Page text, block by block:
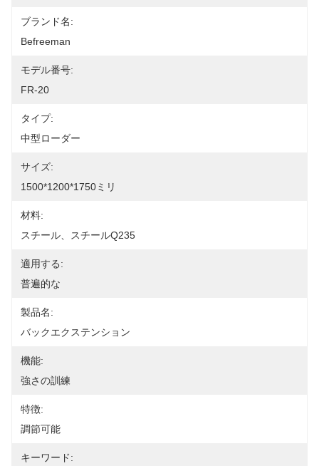
ブランド名:
Befreeman
モデル番号:
FR-20
タイプ:
中型ローダー
サイズ:
1500*1200*1750ミリ
材料:
スチール、スチールQ235
適用する:
普遍的な
製品名:
バックエクステンション
機能:
強さの訓練
特徴:
調節可能
キーワード: